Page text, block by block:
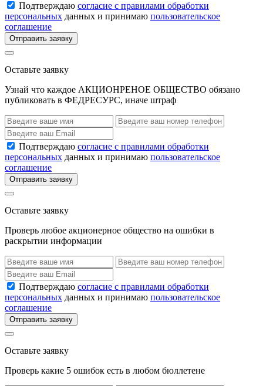
Подтверждаю согласие с правилами обработки
персональных данных и принимаю пользовательское
соглашение
Отправить заявку
Оставьте заявку
Узнай что каждое АКЦИОНРЕНОЕ ОБЩЕСТВО обязано
публиковать в ФЕДРЕСУРС, иначе штраф
Подтверждаю согласие с правилами обработки
персональных данных и принимаю пользовательское
соглашение
Отправить заявку
Оставьте заявку
Проверь любое акционерное общество на ошибки в
раскрытии информации
Подтверждаю согласие с правилами обработки
персональных данных и принимаю пользовательское
соглашение
Отправить заявку
Оставьте заявку
Проверь какие 5 ошибок есть в любом бюллетене